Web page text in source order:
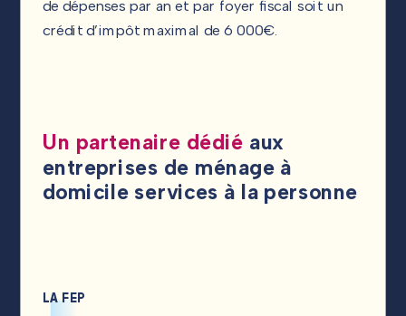
de dépenses par an et par foyer fiscal soit un
crédit d’impôt maximal de 6 000€.
Un partenaire dédié aux
entreprises de ménage à
domicile services à la personne
LA FEP